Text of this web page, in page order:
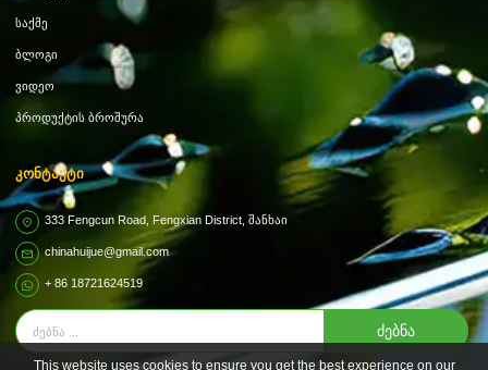
Საქმე
Ბლოგი
Ვიდეო
Პროდუქტის Ბროშურა
Კონტაქტი
333 Fengcun Road, Fengxian District, Შანხაი
chinahuijue@gmail.com
+ 86 18721624519
ძებნა
This website uses cookies to ensure you get the best experience on our